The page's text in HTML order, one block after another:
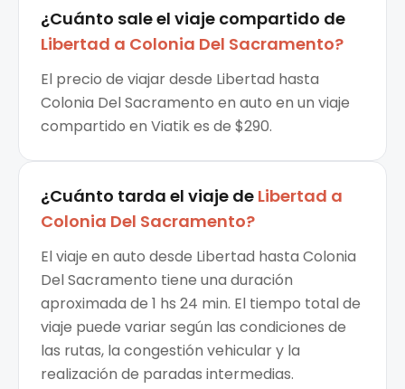
¿Cuánto sale el viaje compartido de
Libertad a Colonia Del Sacramento?
El precio de viajar desde Libertad hasta
Colonia Del Sacramento en auto en un viaje
compartido en Viatik es de $290.
¿Cuánto tarda el viaje de Libertad a
Colonia Del Sacramento?
El viaje en auto desde Libertad hasta Colonia
Del Sacramento tiene una duración
aproximada de 1 hs 24 min. El tiempo total de
viaje puede variar según las condiciones de
las rutas, la congestión vehicular y la
realización de paradas intermedias.